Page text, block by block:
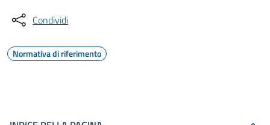
Condividi
Normativa di riferimento